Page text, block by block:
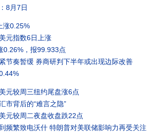
8月7日
涨0.25%
元指数6日上涨
0.26%，报99.933点
节奏暂缓 券商研判下半年或出现边际改善
元较周三纽约尾盘涨6点
市背后的“难言之隐”
元较周二夜盘收盘跌22点
频繁致电沃什 特朗普对美联储影响力再受关注